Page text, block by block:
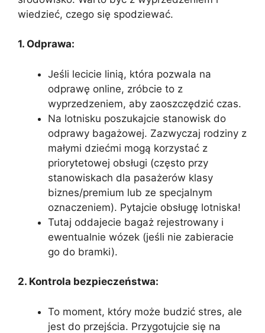
wiedzieć, czego się spodziewać.
1. Odprawa:
Jeśli lecicie linią, która pozwala na
odprawę online, zróbcie to z
wyprzedzeniem, aby zaoszczędzić czas.
Na lotnisku poszukajcie stanowisk do
odprawy bagażowej. Zazwyczaj rodziny z
małymi dziećmi mogą korzystać z
priorytetowej obsługi (często przy
stanowiskach dla pasażerów klasy
biznes/premium lub ze specjalnym
oznaczeniem). Pytajcie obsługę lotniska!
Tutaj oddajecie bagaż rejestrowany i
ewentualnie wózek (jeśli nie zabieracie
go do bramki).
2. Kontrola bezpieczeństwa:
To moment, który może budzić stres, ale
jest do przejścia. Przygotujcie się na